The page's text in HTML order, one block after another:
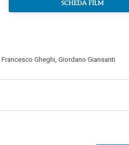
Francesco Gheghi, Giordano Giansanti
SCHEDA FILM